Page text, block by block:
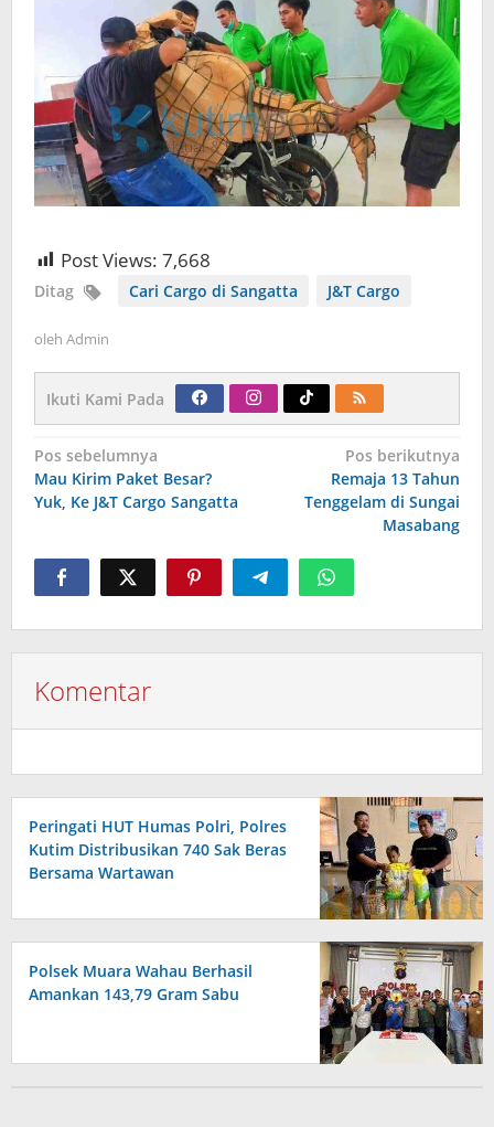
Post Views: 7,668
Ditag Cari Cargo di Sangatta J&T Cargo
oleh Admin
Ikuti Kami Pada
Navigasi
pos
Pos sebelumnya
Mau Kirim Paket Besar?
Yuk, Ke J&T Cargo Sangatta
Pos berikutnya
Remaja 13 Tahun
Tenggelam di Sungai
Masabang
Komentar
Peringati HUT Humas Polri, Polres
Kutim Distribusikan 740 Sak Beras
Bersama Wartawan
Polsek Muara Wahau Berhasil
Amankan 143,79 Gram Sabu